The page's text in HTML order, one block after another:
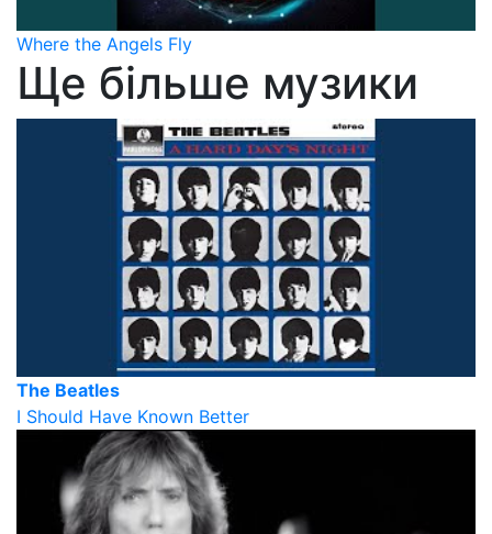
Where the Angels Fly
Ще більше музики
The Beatles
I Should Have Known Better